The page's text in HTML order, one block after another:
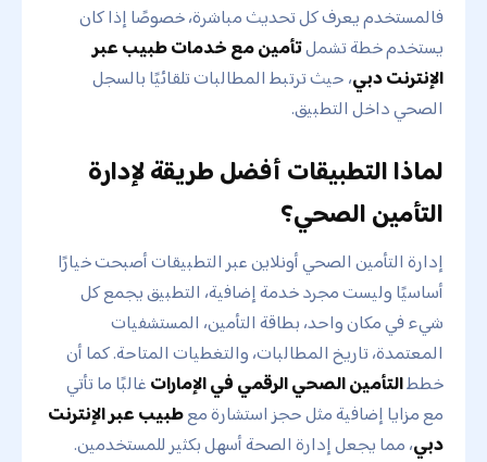
فالمستخدم يعرف كل تحديث مباشرة، خصوصًا إذا كان
يستخدم خطة تشملتأمين مع خدمات طبيب عبر
الإنترنت دبي، حيث ترتبط المطالبات تلقائيًا بالسجل
الصحي داخل التطبيق.
لماذا التطبيقات أفضل طريقة لإدارة
التأمين الصحي؟
إدارة التأمين الصحي أونلاين عبر التطبيقات أصبحت خيارًا
أساسيًا وليست مجرد خدمة إضافية، التطبيق يجمع كل
شيء في مكان واحد، بطاقة التأمين، المستشفيات
المعتمدة، تاريخ المطالبات، والتغطيات المتاحة. كما أن
خططالتأمين الصحي الرقمي في الإماراتغالبًا ما تأتي
مع مزايا إضافية مثل حجز استشارة معطبيب عبر الإنترنت
دبي، مما يجعل إدارة الصحة أسهل بكثير للمستخدمين.